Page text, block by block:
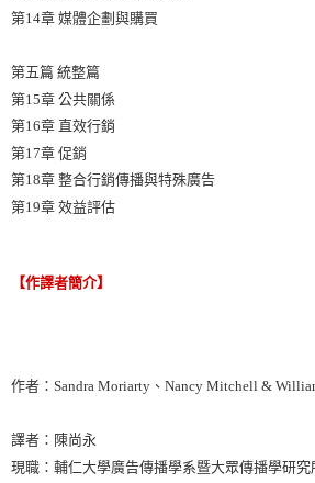
第14章 媒體企劃與購買
第五篇 統整篇
第15章 公共關係
第16章 直效行銷
第17章 促銷
第18章 整合行銷傳播與特殊廣告
第19章 效益評估
【作譯者簡介】
作者：Sandra Moriarty、Nancy Mitchell &
譯者：陳尚永
現職：輔仁大學廣告傳播學系暨大眾傳播學研究